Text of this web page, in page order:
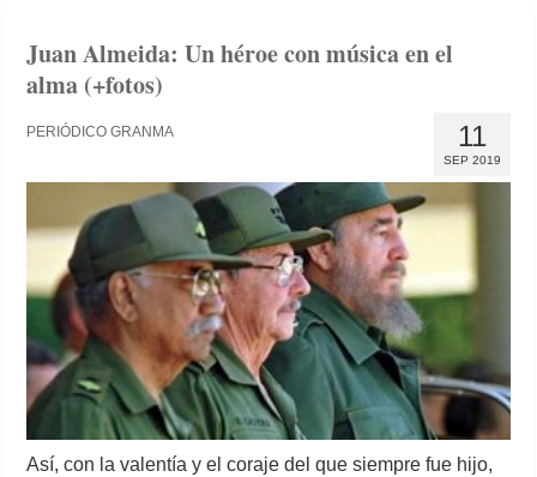
Juan Almeida: Un héroe con música en el
alma (+fotos)
11
SEP 2019
PERIÓDICO GRANMA
Así, con la valentía y el coraje del que siempre fue hijo,